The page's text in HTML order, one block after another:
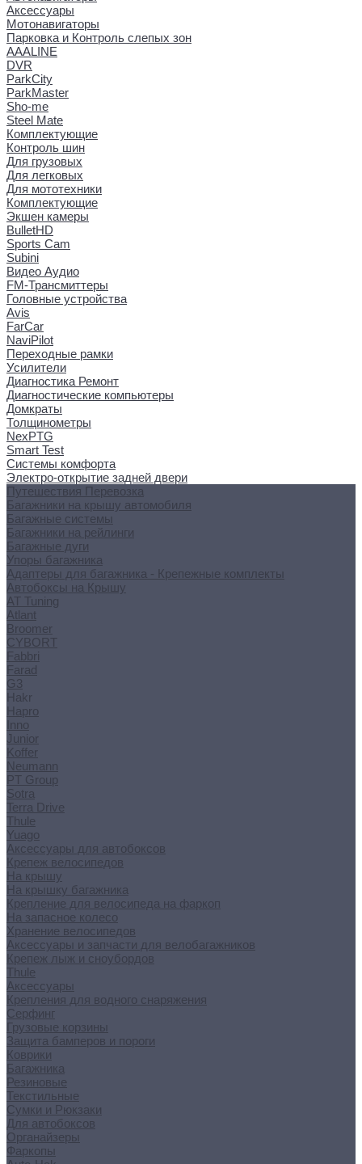
Аксессуары
Мотонавигаторы
Парковка и Контроль слепых зон
AAALINE
DVR
ParkCity
ParkMaster
Sho-me
Steel Mate
Комплектующие
Контроль шин
Для грузовых
Для легковых
Для мототехники
Комплектующие
Экшен камеры
BulletHD
Sports Cam
Subini
Видео Аудио
FM-Трансмиттеры
Головные устройства
Avis
FarCar
NaviPilot
Переходные рамки
Усилители
Диагностика Ремонт
Диагностические компьютеры
Домкраты
Толщинометры
NexPTG
Smart Test
Системы комфорта
Электро-открытие задней двери
Путешествия Перевозка
Багажники на крышу автомобиля
Багажные системы
Багажники на рейлинги
Багажные дуги
Упоры багажника
Адаптеры для багажника - Крепежные комплекты
Автобоксы на Крышу
AT Tuning
Atlant
Broomer
CYBORT
Fabbri
Farad
G3
Hakr
Hapro
Inno
Junior
Koffer
Neumann
PT Group
Sotra
Terra Drive
Thule
Yuago
Аксессуары для автобоксов
Крепеж велосипедов
На крышу
На крышку багажника
Крепление для велосипеда на фаркоп
На запасное колесо
Хранение велосипедов
Аксессуары и запчасти для велобагажников
Крепеж лыж и сноубордов
Thule
Аксессуары
Крепления для водного снаряжения
Серфинг
Грузовые корзины
Защита бамперов и пороги
Коврики
Багажника
Резиновые
Текстильные
Сумки и Рюкзаки
Для автобоксов
Органайзеры
Фаркопы